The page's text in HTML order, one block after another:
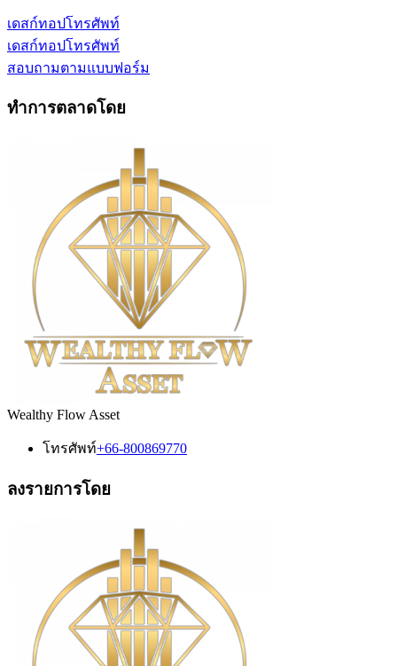
เดสก์ทอปโทรศัพท์
เดสก์ทอปโทรศัพท์
สอบถามตามแบบฟอร์ม
ทำการตลาดโดย
Wealthy Flow Asset
โทรศัพท์+66-800869770
ลงรายการโดย